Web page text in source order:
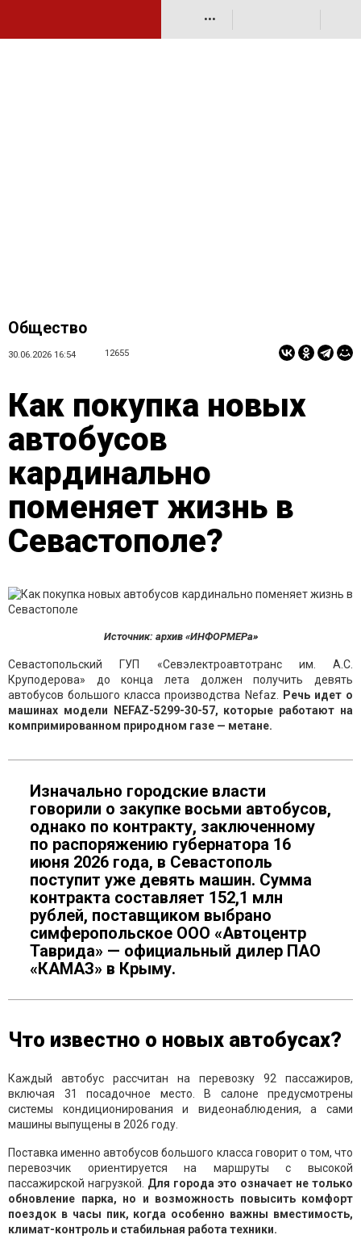
•••
Общество
30.06.2026 16:54 12655
Как покупка новых
автобусов
кардинально
поменяет жизнь в
Севастополе?
Источник: архив «ИНФОРМЕРа»
Севастопольский ГУП «Севэлектроавтотранс им. А.С.
Круподерова» до конца лета должен получить девять
автобусов большого класса производства Nefaz.
Речь идет о
машинах модели NEFAZ-5299-30-57, которые работают на
компримированном природном газе — метане.
Изначально городские власти
говорили о закупке восьми автобусов,
однако по контракту, заключенному
по распоряжению губернатора 16
июня 2026 года, в Севастополь
поступит уже девять машин. Сумма
контракта составляет 152,1 млн
рублей, поставщиком выбрано
симферопольское ООО «Автоцентр
Таврида» — официальный дилер ПАО
«КАМАЗ» в Крыму.
Что известно о новых автобусах?
Каждый автобус рассчитан на перевозку 92 пассажиров,
включая 31 посадочное место. В салоне предусмотрены
системы кондиционирования и видеонаблюдения, а сами
машины выпущены в 2026 году.
Поставка именно автобусов большого класса говорит о том, что
перевозчик ориентируется на маршруты с высокой
пассажирской нагрузкой. Для города это означает не только
обновление парка, но и возможность повысить комфорт
поездок в часы пик, когда особенно важны вместимость,
климат-контроль и стабильная работа техники.